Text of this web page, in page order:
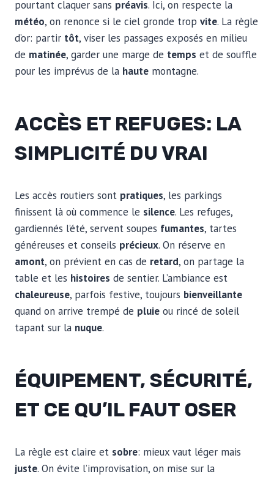
pourtant claquer sans préavis. Ici, on respecte la
météo, on renonce si le ciel gronde trop vite. La règle
d’or: partir tôt, viser les passages exposés en milieu
de matinée, garder une marge de temps et de souffle
pour les imprévus de la haute montagne.
ACCÈS ET REFUGES: LA
SIMPLICITÉ DU VRAI
Les accès routiers sont pratiques, les parkings
finissent là où commence le silence. Les refuges,
gardiennés l’été, servent soupes fumantes, tartes
généreuses et conseils précieux. On réserve en
amont, on prévient en cas de retard, on partage la
table et les histoires de sentier. L’ambiance est
chaleureuse, parfois festive, toujours bienveillante
quand on arrive trempé de pluie ou rincé de soleil
tapant sur la nuque.
ÉQUIPEMENT, SÉCURITÉ,
ET CE QU’IL FAUT OSER
La règle est claire et sobre: mieux vaut léger mais
juste. On évite l’improvisation, on mise sur la